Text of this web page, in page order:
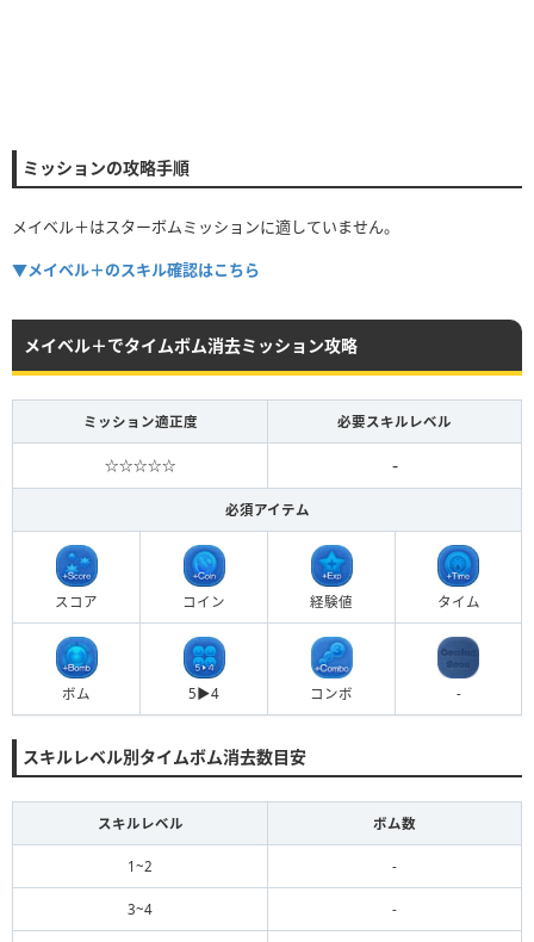
ミッションの攻略手順
メイベル＋はスターボムミッションに適していません。
▼メイベル＋のスキル確認はこちら
メイベル＋でタイムボム消去ミッション攻略
ミッション適正度 必要スキルレベル
☆☆☆☆☆ -
必須アイテム
スコア コイン 経験値 タイム
ボム 5▶︎4 コンボ -
スキルレベル別タイムボム消去数目安
スキルレベル ボム数
1~2 -
3~4 -